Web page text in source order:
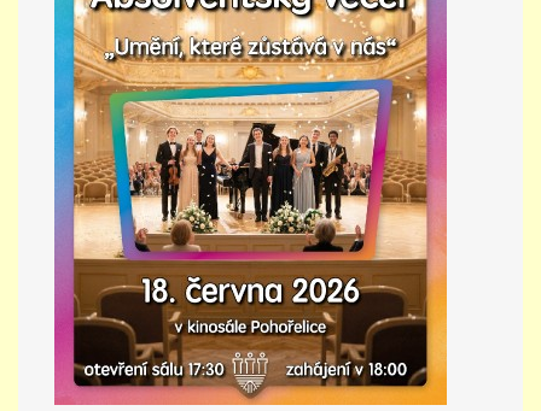
ZUŠ Pohořelice
Školní 462
Pohořelice
691 23
© 2026 eStránky.cz |Tisk|Nahoru ↑